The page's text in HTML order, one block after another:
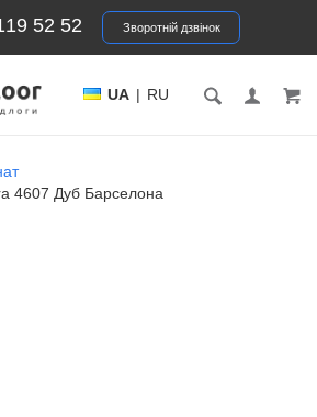
52 52 Зворотній дзвінок
UA | RU
4607 Дуб Барселона